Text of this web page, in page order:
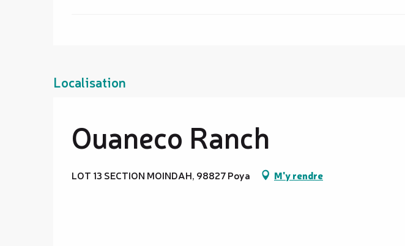
Localisation
Ouaneco Ranch
LOT 13 SECTION MOINDAH, 98827 Poya M'y rendre